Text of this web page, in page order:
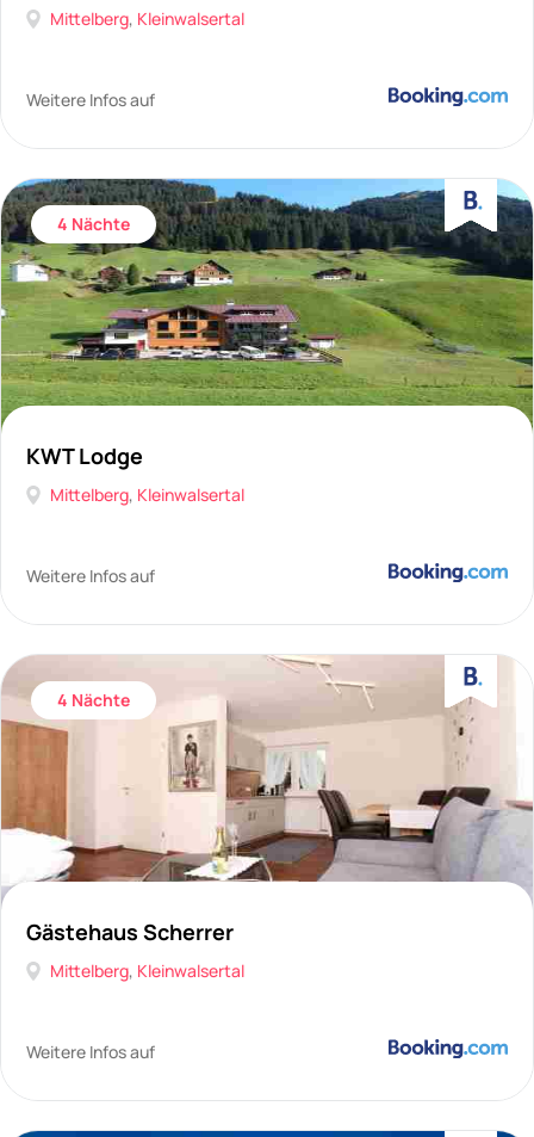
Mittelberg, Kleinwalsertal
Weitere Infos auf
4 Nächte
KWT Lodge
Mittelberg, Kleinwalsertal
Weitere Infos auf
4 Nächte
Gästehaus Scherrer
Mittelberg, Kleinwalsertal
Weitere Infos auf